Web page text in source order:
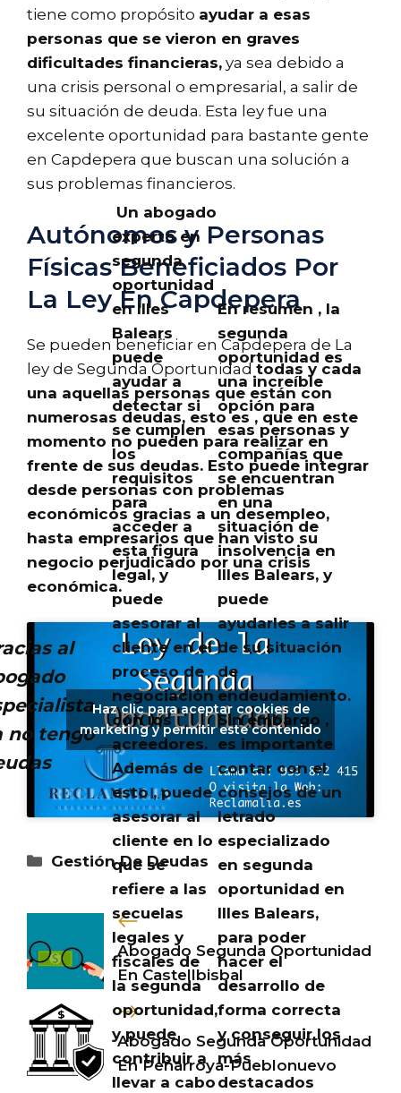
tiene como propósito ayudar a esas
personas que se vieron en graves
dificultades financieras, ya sea debido a
una crisis personal o empresarial, a salir de
su situación de deuda. Esta ley fue una
excelente oportunidad para bastante gente
en Capdepera que buscan una solución a
sus problemas financieros.
Autónomos y Personas
Físicas Beneficiados Por
La Ley En Capdepera
Se pueden beneficiar en Capdepera de La
ley de Segunda Oportunidad todas y cada
una aquellas personas que están con
numerosas deudas, esto es , que en este
momento no pueden para realizar en
frente de sus deudas. Esto puede integrar
desde personas con problemas
económicos gracias a un desempleo,
hasta empresarios que han visto su
negocio perjudicado por una crisis
económica.
al
no tengo
Un abogado
experto en
segunda
oportunidad
en Illes
Balears
puede
ayudar a
detectar si
se cumplen
los
requisitos
para
acceder a
esta figura
legal, y
puede
asesorar al
cliente en el
proceso de
negociación
con los
acreedores.
Además de
esto , puede
asesorar al
cliente en lo
que se
refiere a las
secuelas
legales y
fiscales de
la segunda
oportunidad,
y puede
contribuir a
llevar a cabo
En resumen , la
segunda
oportunidad es
una increíble
opción para
esas personas y
compañías que
se encuentran
en una
situación de
insolvencia en
Illes Balears, y
puede
ayudarles a salir
de su situación
de
endeudamiento.
Sin embargo ,
es importante
contar con el
consejos de un
letrado
especializado
en segunda
oportunidad en
Illes Balears,
para poder
hacer el
desarrollo de
forma correcta
y conseguir los
más
destacados
Haz clic para aceptar cookies de
marketing y permitir este contenido
Categorías
Gestión De Deudas
Abogado Segunda Oportunidad
En Castellbisbal
Abogado Segunda Oportunidad
En Peñarroya-Pueblonuevo